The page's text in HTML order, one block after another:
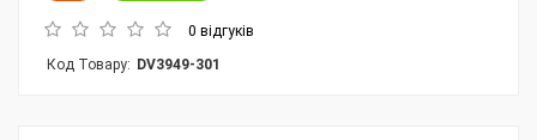
0 відгуків
Код Товару: DV3949-301